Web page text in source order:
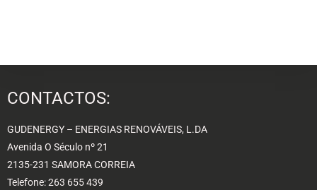
CONTACTOS:
GUDENERGY – ENERGIAS RENOVÁVEIS, L.DA
Avenida O Século nº 21
2135-231 SAMORA CORREIA
Telefone: 263 655 439